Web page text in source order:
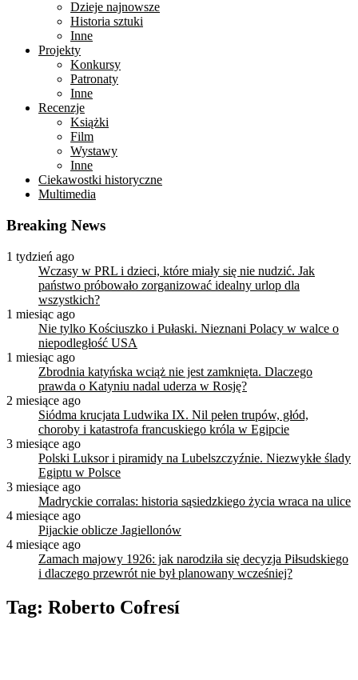
Dzieje najnowsze
Historia sztuki
Inne
Projekty
Konkursy
Patronaty
Inne
Recenzje
Książki
Film
Wystawy
Inne
Ciekawostki historyczne
Multimedia
Breaking News
1 tydzień ago
Wczasy w PRL i dzieci, które miały się nie nudzić. Jak
państwo próbowało zorganizować idealny urlop dla
wszystkich?
1 miesiąc ago
Nie tylko Kościuszko i Pułaski. Nieznani Polacy w walce o
niepodległość USA
1 miesiąc ago
Zbrodnia katyńska wciąż nie jest zamknięta. Dlaczego
prawda o Katyniu nadal uderza w Rosję?
2 miesiące ago
Siódma krucjata Ludwika IX. Nil pełen trupów, głód,
choroby i katastrofa francuskiego króla w Egipcie
3 miesiące ago
Polski Luksor i piramidy na Lubelszczyźnie. Niezwykłe ślady
Egiptu w Polsce
3 miesiące ago
Madryckie corralas: historia sąsiedzkiego życia wraca na ulice
4 miesiące ago
Pijackie oblicze Jagiellonów
4 miesiące ago
Zamach majowy 1926: jak narodziła się decyzja Piłsudskiego
i dlaczego przewrót nie był planowany wcześniej?
Tag: Roberto Cofresí